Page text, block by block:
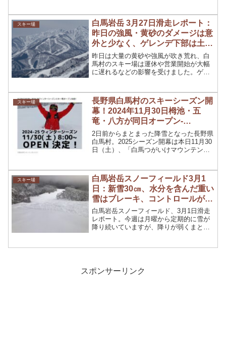
スキー場
白馬岩岳 3月27日滑走レポート：
昨日の強風・黄砂のダメージは意
外と少なく、ゲレンデ下部は土の
露出はあるものの最終日まで滑走
可能
昨日は大量の黄砂や強風が吹き荒れ、白
馬村のスキー場は運休や営業開始が大幅
に遅れるなどの影響を受けました。ゲレ
スを見てみましたが、以外にも影響は少
なそう。
スキー場
長野県白馬村のスキーシーズン開
幕！2024年11月30日栂池・五
竜・八方が同日オープン-
HAKUBA VALLEY-
2日前からまとまった降雪となった長野県
白馬村。2025シーズン開幕は本日11月30
日（土）、「白馬つがいけマウンテンリ
なりました。
スキー場
白馬岩岳スノーフィールド3月1
日：新雪30㎝、水分を含んだ重い
雪はブレーキ、コントロールが難
しい
白馬岩岳スノーフィールド、3月1日滑走
レポート。今週は月曜から定期的に雪が
降り続いていますが、降りが弱くまとま
ゲレンデの「岩岳」へ向かいます。
スポンサーリンク